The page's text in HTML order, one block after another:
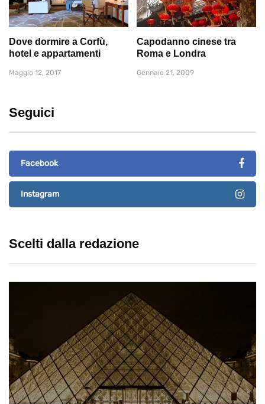
Dove dormire a Corfù,
hotel e appartamenti
Maggio 12, 2017
Capodanno cinese tra
Roma e Londra
Gennaio 21, 2009
Seguici
Facebook
Instagram
Scelti dalla redazione